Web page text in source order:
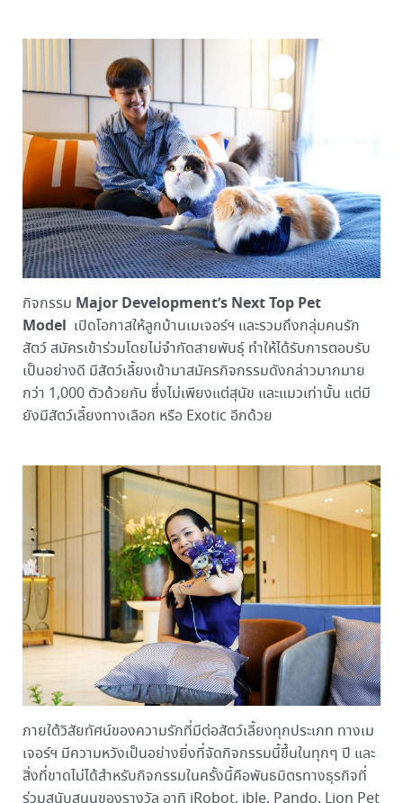
กิจกรรม Major Development’s Next Top Pet
Model เปิดโอกาสให้ลูกบ้านเมเจอร์ฯ และรวมถึงกลุ่มคนรัก
สัตว์ สมัครเข้าร่วมโดยไม่จำกัดสายพันธุ์ ทำให้ได้รับการตอบรับ
เป็นอย่างดี มีสัตว์เลี้ยงเข้ามาสมัครกิจกรรมดังกล่าวมากมาย
กว่า 1,000 ตัวด้วยกัน ซึ่งไม่เพียงแต่สุนัข และแมวเท่านั้น แต่มี
ยังมีสัตว์เลี้ยงทางเลือก หรือ Exotic อีกด้วย
ภายใต้วิสัยทัศน์ของความรักที่มีต่อสัตว์เลี้ยงทุกประเภท ทางเม
เจอร์ฯ มีความหวังเป็นอย่างยิ่งที่จัดกิจกรรมนี้ขึ้นในทุกๆ ปี และ
สิ่งที่ขาดไม่ได้สำหรับกิจกรรมในครั้งนี้คือพันธมิตรทางธุรกิจที่
ร่วมสนับสนุนของรางวัล อาทิ iRobot, ible, Pando, Lion Pet